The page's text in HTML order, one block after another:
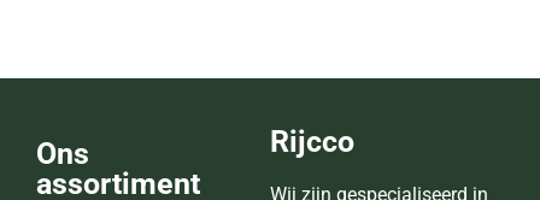
Ons
assortiment
Rijcco
Wij zijn gespecialiseerd in